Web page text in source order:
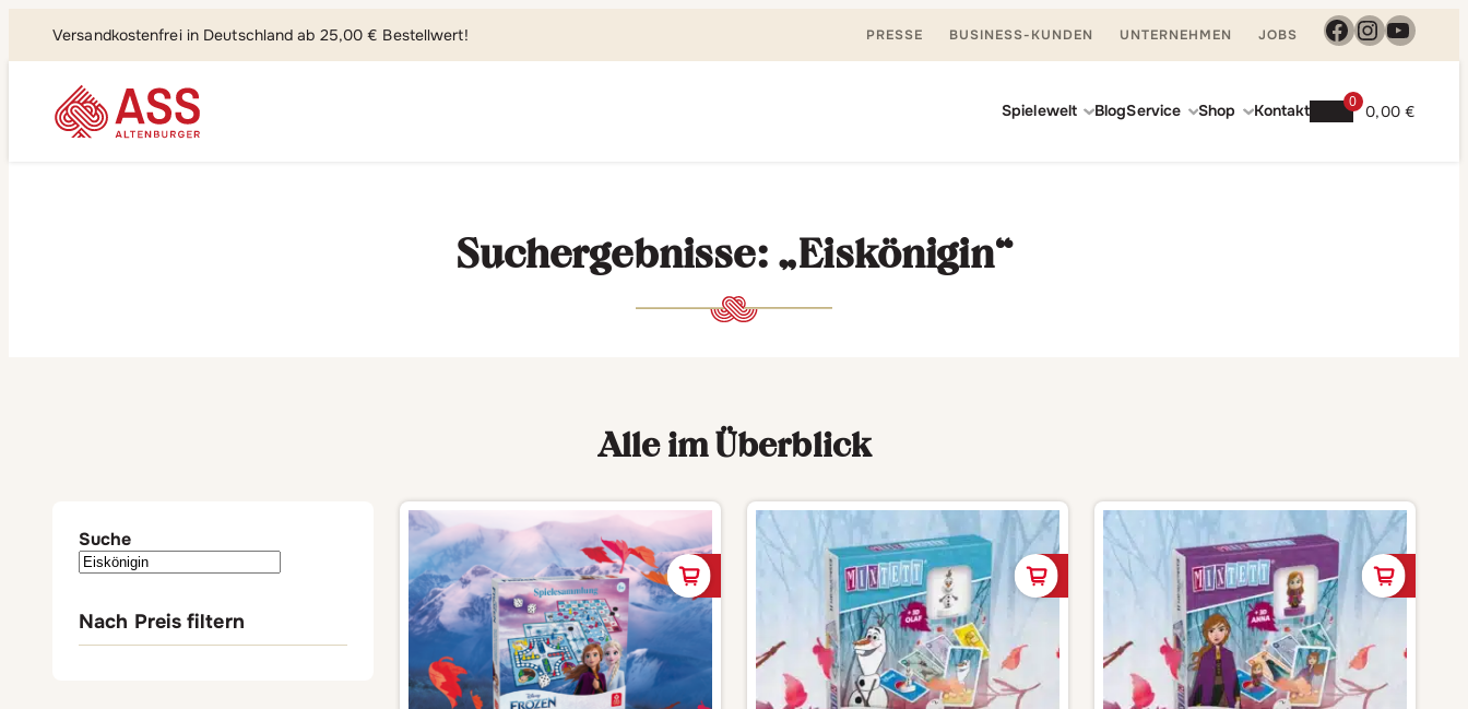
Versandkostenfrei in Deutschland ab 25,00 € Bestellwert! PRESSE BUSINESS-KUNDEN UNTERNEHMEN JOBS Facebook
Spielewelt BlogService Shop Kontakt 0
0,00 €
Suchergebnisse: „Eiskönigin“
Alle im Überblick
Suche
Nach Preis filtern
In den Warenkorb In den Warenkorb